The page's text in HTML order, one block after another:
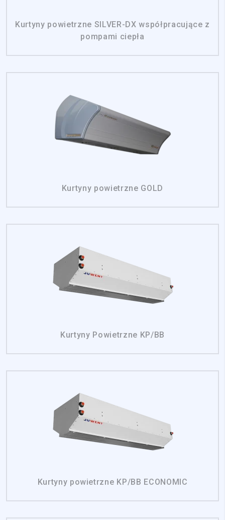
Kurtyny powietrzne SILVER-DX współpracujące z
pompami ciepła
Kurtyny powietrzne GOLD
Kurtyny Powietrzne KP/BB
Kurtyny powietrzne KP/BB ECONOMIC